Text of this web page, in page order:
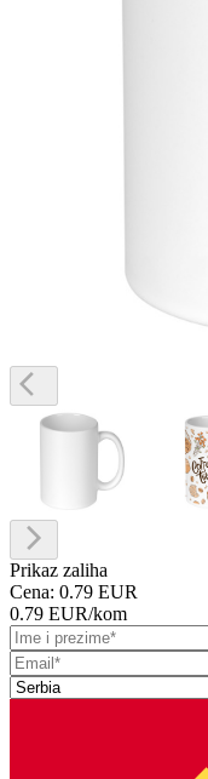
Prikaz zaliha
Cena: 0.79 EUR
0.79 EUR/kom